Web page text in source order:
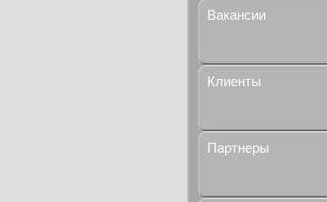
Вакансии
Клиенты
Партнеры